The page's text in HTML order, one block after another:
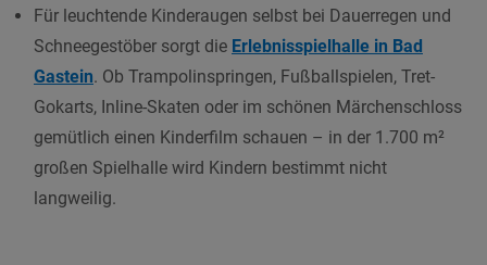
Für leuchtende Kinderaugen selbst bei Dauerregen und
Schneegestöber sorgt die Erlebnisspielhalle in Bad
Gastein. Ob Trampolinspringen, Fußballspielen, Tret-
Gokarts, Inline-Skaten oder im schönen Märchenschloss
gemütlich einen Kinderfilm schauen – in der 1.700 m²
großen Spielhalle wird Kindern bestimmt nicht
langweilig.